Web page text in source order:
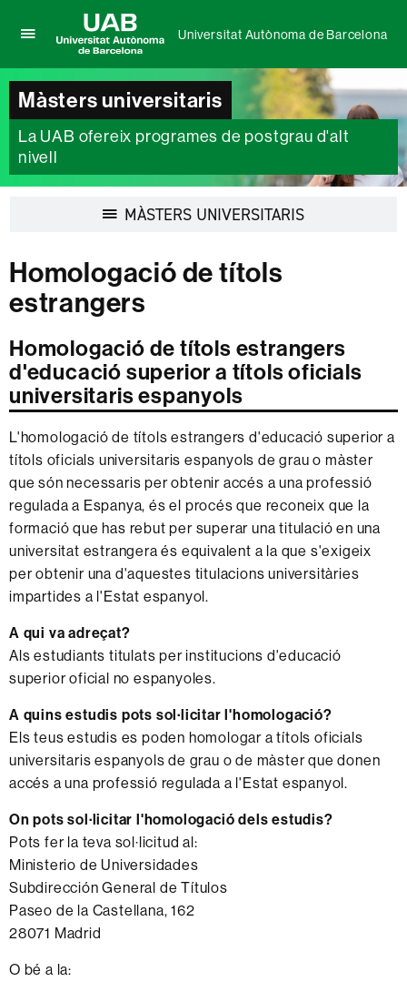
per
desplegar
el
menú
de
Universitat
Autònoma
Universitat
Autònoma
de
Barcelona
Universitat Autònoma de Barcelona
Màsters universitaris
La UAB ofereix programes de postgrau d'alt
nivell
MÀSTERS UNIVERSITARIS
Homologació de títols
estrangers
Homologació de títols estrangers
d'educació superior a títols oficials
universitaris espanyols
L'homologació de títols estrangers d'educació superior a
títols oficials universitaris espanyols de grau o màster
que són necessaris per obtenir accés a una professió
regulada a Espanya, és el procés que reconeix que la
formació que has rebut per superar una titulació en una
universitat estrangera és equivalent a la que s'exigeix
per obtenir una d'aquestes titulacions universitàries
impartides a l'Estat espanyol.
A qui va adreçat?
Als estudiants titulats per institucions d'educació
superior oficial no espanyoles.
A quins estudis pots sol·licitar l'homologació?
Els teus estudis es poden homologar a títols oficials
universitaris espanyols de grau o de màster que donen
accés a una professió regulada a l'Estat espanyol.
On pots sol·licitar l'homologació dels estudis?
Pots fer la teva sol·licitud al:
Ministerio de Universidades
Subdirección General de Títulos
Paseo de la Castellana, 162
28071 Madrid
O bé a la: